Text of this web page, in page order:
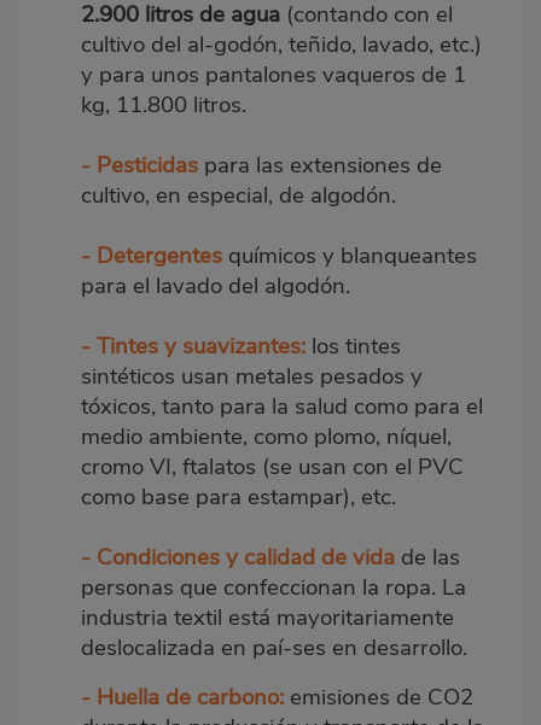
2.900 litros de agua (contando con el
cultivo del al-godón, teñido, lavado, etc.)
y para unos pantalones vaqueros de 1
kg, 11.800 litros.
- Pesticidas para las extensiones de
cultivo, en especial, de algodón.
- Detergentes químicos y blanqueantes
para el lavado del algodón.
- Tintes y suavizantes: los tintes
sintéticos usan metales pesados y
tóxicos, tanto para la salud como para el
medio ambiente, como plomo, níquel,
cromo VI, ftalatos (se usan con el PVC
como base para estampar), etc.
- Condiciones y calidad de vida de las
personas que confeccionan la ropa. La
industria textil está mayoritariamente
deslocalizada en paí-ses en desarrollo.
- Huella de carbono: emisiones de CO2